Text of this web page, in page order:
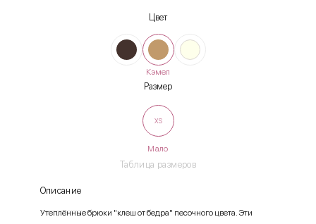
Цвет
Кэмел
Размер
Таблица размеров
XS
Мало
Описание
Утеплённые брюки "клеш от бедра" песочного цвета. Эти